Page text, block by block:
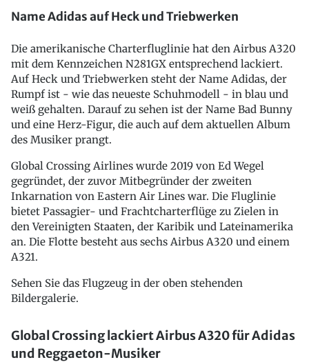
Name Adidas auf Heck und Triebwerken
Die amerikanische Charterfluglinie hat den Airbus A320
mit dem Kennzeichen N281GX entsprechend lackiert.
Auf Heck und Triebwerken steht der Name Adidas, der
Rumpf ist - wie das neueste Schuhmodell - in blau und
weiß gehalten. Darauf zu sehen ist der Name Bad Bunny
und eine Herz-Figur, die auch auf dem aktuellen Album
des Musiker prangt.
Global Crossing Airlines wurde 2019 von Ed Wegel
gegründet, der zuvor Mitbegründer der zweiten
Inkarnation von Eastern Air Lines war. Die Fluglinie
bietet Passagier- und Frachtcharterflüge zu Zielen in
den Vereinigten Staaten, der Karibik und Lateinamerika
an. Die Flotte besteht aus sechs Airbus A320 und einem
A321.
Sehen Sie das Flugzeug in der oben stehenden
Bildergalerie.
Global Crossing lackiert Airbus A320 für Adidas
und Reggaeton-Musiker